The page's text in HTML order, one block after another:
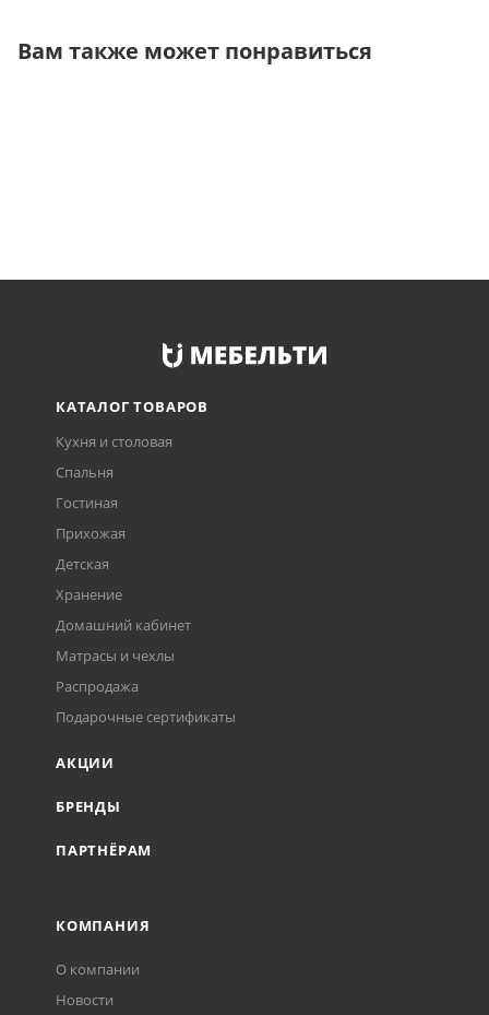
Вам также может понравиться
КАТАЛОГ ТОВАРОВ
Кухня и столовая
Спальня
Гостиная
Прихожая
Детская
Хранение
Домашний кабинет
Матрасы и чехлы
Распродажа
Подарочные сертификаты
АКЦИИ
БРЕНДЫ
ПАРТНЁРАМ
КОМПАНИЯ
О компании
Новости